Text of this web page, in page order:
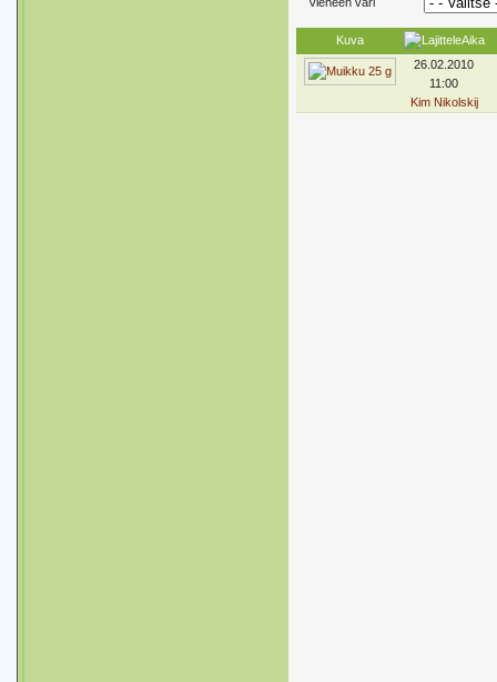
Kuva
Aika
26.02.2010
11:00
Kim Nikolskij